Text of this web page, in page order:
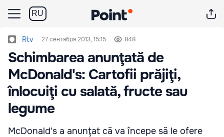
RU
Rtv 27 сентября 2013, 15:15 848
Schimbarea anunţată de
McDonald's: Cartofii prăjiţi,
înlocuiţi cu salată, fructe sau
legume
McDonald's a anunţat că va începe să le ofere